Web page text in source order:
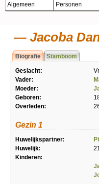
Algemeen Personen
Jacoba
Biografie Stamboom
Geslacht:
Vader:
Moeder:
Geboren:
Overleden:
Gezin 1
Huwelijkspartner:
Huwelijk:
Kinderen: